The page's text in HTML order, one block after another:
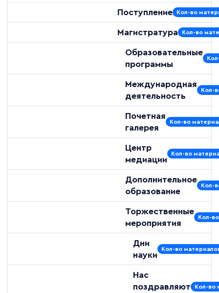
Поступление Кол-во
Магистратура Кол-во
Образовательные
программы
Международная
деятельность
Кол-
Почетная
галерея
Кол-во
Центр
медиации
Кол-во
Дополнительное
образование
Кол-
Торжественные
мероприятия
Кол-
Дни
науки
Кол-во
Нас
поздравляют
Кол-во